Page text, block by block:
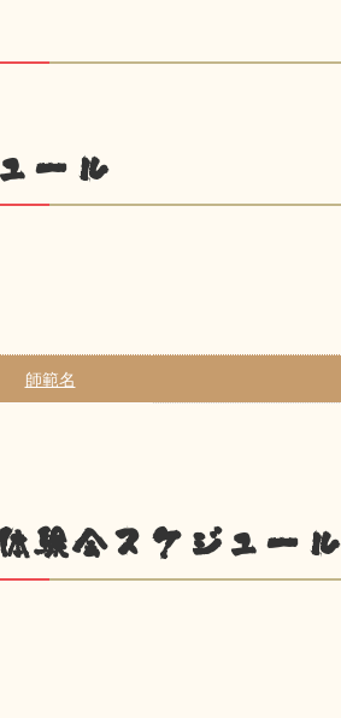
ール
師範名
験会スケジュール